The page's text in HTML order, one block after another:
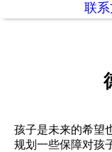
联
孩子是未来的希望
规划一些保障对孩